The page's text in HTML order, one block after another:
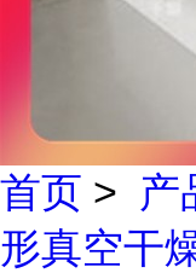
首页 > 产
形真空干